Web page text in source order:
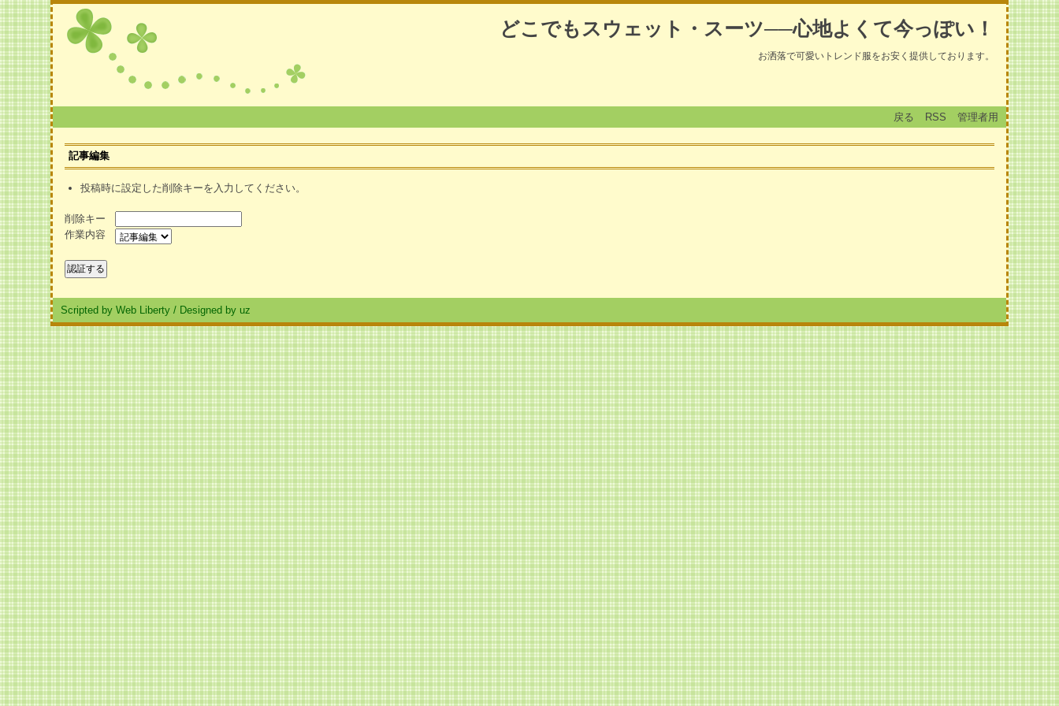
どこでもスウェット・スーツ──心地よくて今っぽい！
お洒落で可愛いトレンド服をお安く提供しております。
戻る RSS 管理者用
記事編集
投稿時に設定した削除キーを入力してください。
削除キー
作業内容
Scripted by Web Liberty / Designed by uz